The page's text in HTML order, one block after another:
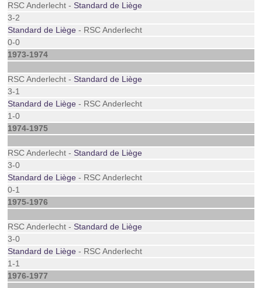
RSC Anderlecht -Standard de Liège
3-2
Standard de Liège - RSC Anderlecht
0-0
1973-1974
RSC Anderlecht -Standard de Liège
3-1
Standard de Liège - RSC Anderlecht
1-0
1974-1975
RSC Anderlecht -Standard de Liège
3-0
Standard de Liège - RSC Anderlecht
0-1
1975-1976
RSC Anderlecht -Standard de Liège
3-0
Standard de Liège - RSC Anderlecht
1-1
1976-1977